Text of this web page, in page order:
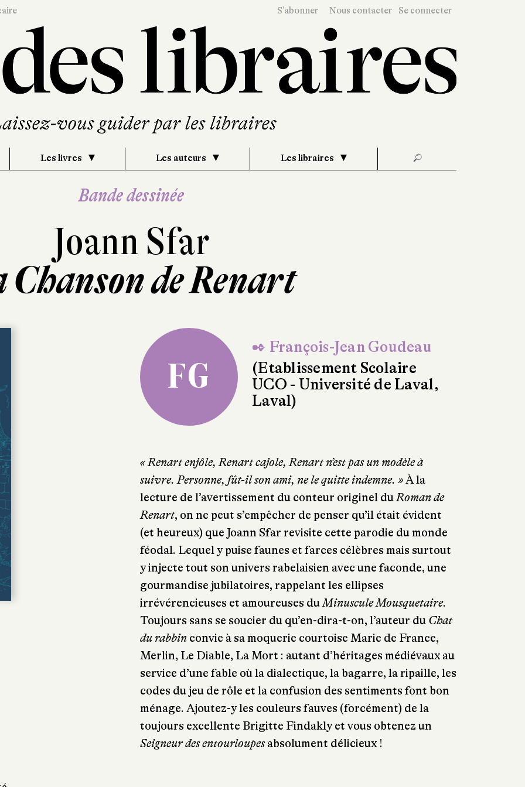
S'abonner Nous contacter Se connecter
Les livres Les auteurs Les libraires 🔎
Bande dessinée
Joann Sfar
Chanson de Renart
FG
✒ François-Jean Goudeau
(Etablissement Scolaire
UCO - Université de Laval,
Laval)
« Renart enjôle, Renart cajole, Renart n’est pas un modèle à
suivre. Personne, fût-il son ami, ne le quitte indemne. »À la
lecture de l’avertissement du conteur originel duRoman de
Renart, on ne peut s’empêcher de penser qu’il était évident
(et heureux) que Joann Sfar revisite cette parodie du monde
féodal. Lequel y puise faunes et farces célèbres mais surtout
y injecte tout son univers rabelaisien avec une faconde, une
gourmandise jubilatoires, rappelant les ellipses
irrévérencieuses et amoureuses duMinuscule Mousquetaire.
Toujours sans se soucier du qu’en-dira-t-on, l’auteur du Chat
du rabbin convie à sa moquerie courtoise Marie de France,
Merlin, Le Diable, La Mort : autant d’héritages médiévaux au
service d’une fable où la dialectique, la bagarre, la ripaille, les
codes du jeu de rôle et la confusion des sentiments font bon
ménage. Ajoutez-y les couleurs fauves (forcément) de la
toujours excellente Brigitte Findakly et vous obtenez un
Seigneur des entourloupesabsolument délicieux !